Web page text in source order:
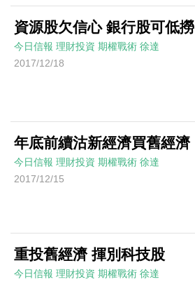
資源股欠信心 銀行股可低撈
今日信報 理財投資 期權戰術 徐達
2017/12/18
年底前續沽新經濟買舊經濟
今日信報 理財投資 期權戰術 徐達
2017/12/15
重投舊經濟 揮別科技股
今日信報 理財投資 期權戰術 徐達